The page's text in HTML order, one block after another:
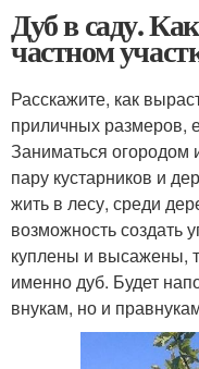
Дуб в саду.
частном
Расскажите, как
приличных размеров,
Заниматься огородом
пару кустарников и
жить в лесу, среди
возможность создать
куплены и высажены,
именно дуб. Будет
внукам, но и